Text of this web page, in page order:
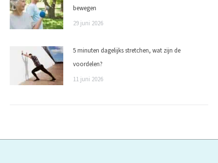
bewegen
29 juni 2026
5 minuten dagelijks stretchen, wat zijn de
voordelen?
11 juni 2026